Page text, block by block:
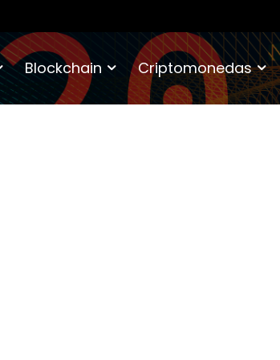
Blockchain Criptomonedas